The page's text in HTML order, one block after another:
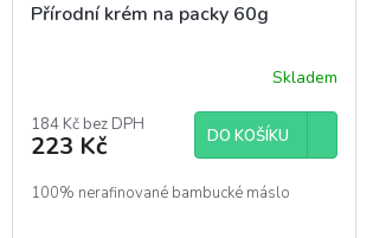
Přírodní krém na packy 60g
produktu
je
z
Skladem
184 Kč bez DPH
223 Kč DO KOŠÍKU
100% nerafinované bambucké máslo